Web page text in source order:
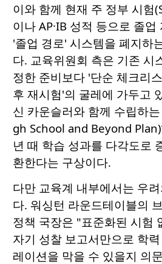
이와 함께 현재 주 정부 시험
이나 AP·IB 성적 등으로 졸업
'졸업 경로' 시스템을 폐지하
다. 교육위원회 측은 기존 시
정한 준비보다 '단순 체크리
후 재시험'의 굴레에 가두고
신 카운슬러와 함께 수립하
gh School and Beyond
년 때 학습 성과를 다각도로
환한다는 구상이다.
다만 교육계 내부에서는 우
다. 워싱턴 라운드테이블의
정책 국장은 "표준화된 시험
자기 성찰 보고서만으로 학
레이션을 막을 수 있을지 의